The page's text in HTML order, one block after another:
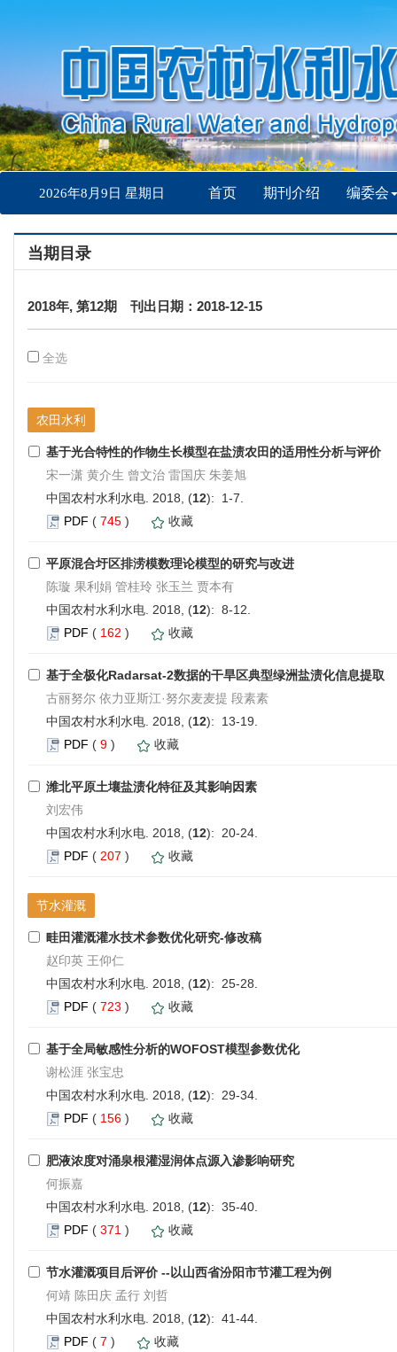
2026年8月9日 星期日 首页 期刊介绍 编委会
当期目录
2018年, 第12期 刊出日期：2018-12-15
全选
农田水利
基于光合特性的作物生长模型在盐渍农田的适用性分析与评价
宋一潇 黄介生 曾文治 雷国庆 朱姜旭
中国农村水利水电. 2018, (12): 1-7.
PDF ( 745 ) 收藏
平原混合圩区排涝模数理论模型的研究与改进
陈璇 果利娟 管桂玲 张玉兰 贾本有
中国农村水利水电. 2018, (12): 8-12.
PDF ( 162 ) 收藏
基于全极化Radarsat-2数据的干旱区典型绿洲盐渍化信息提取
古丽努尔 依力亚斯江·努尔麦麦提 段素素
中国农村水利水电. 2018, (12): 13-19.
PDF ( 9 ) 收藏
潍北平原土壤盐渍化特征及其影响因素
刘宏伟
中国农村水利水电. 2018, (12): 20-24.
PDF ( 207 ) 收藏
节水灌溉
畦田灌溉灌水技术参数优化研究-修改稿
赵印英 王仰仁
中国农村水利水电. 2018, (12): 25-28.
PDF ( 723 ) 收藏
基于全局敏感性分析的WOFOST模型参数优化
谢松涯 张宝忠
中国农村水利水电. 2018, (12): 29-34.
PDF ( 156 ) 收藏
肥液浓度对涌泉根灌湿润体点源入渗影响研究
何振嘉
中国农村水利水电. 2018, (12): 35-40.
PDF ( 371 ) 收藏
节水灌溉项目后评价 --以山西省汾阳市节灌工程为例
何靖 陈田庆 孟行 刘哲
中国农村水利水电. 2018, (12): 41-44.
PDF ( 7 ) 收藏